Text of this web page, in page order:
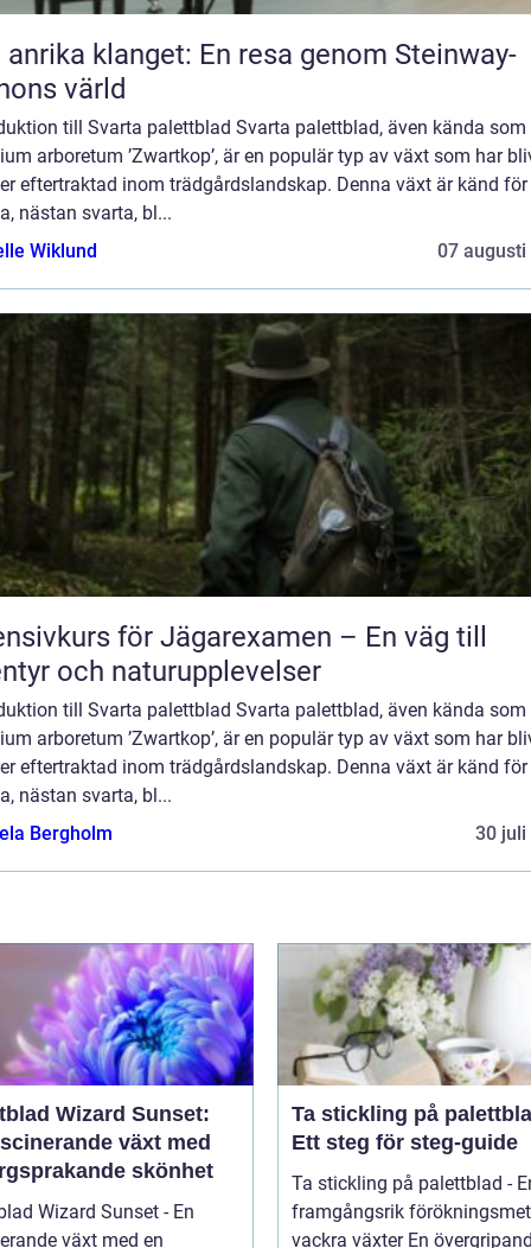
anrika klanget: En resa genom Steinway-
värld
till Svarta palettblad Svarta palettblad, även kända som
arboretum ’Zwartkop’, är en populär typ av växt som har
eftertraktad inom trädgårdslandskap. Denna växt är känd
nästan svarta, bl...
Wiklund
07 augusti
för Jägarexamen – En väg till
och naturupplevelser
till Svarta palettblad Svarta palettblad, även kända som
arboretum ’Zwartkop’, är en populär typ av växt som har
eftertraktad inom trädgårdslandskap. Denna växt är känd
nästan svarta, bl...
Bergholm
30 juli
Wizard Sunset:
växt med
skönhet
Wizard Sunset - En
växt med en
Ta stickling på
Ett steg för steg-guide
Ta stickling på palettblad -
framgångsrik
vackra växter En